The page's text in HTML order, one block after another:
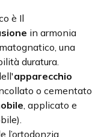
è Il
in armonia
una
duratura.
apparecchio
o cementato
, applicato e
l’ortodonzia